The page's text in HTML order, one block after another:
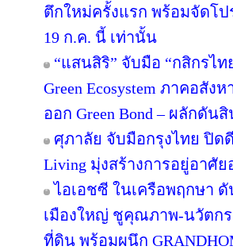
ตึกใหม่ครั้งแรก พร้อมจัดโป
19 ก.ค. นี้ เท่านั้น
“แสนสิริ” จับมือ “กสิกรไ
Green Ecosystem ภาคอสัง
ออก Green Bond – ผลักดัน
ศุภาลัย จับมือกรุงไทย ปิด
Living มุ่งสร้างการอยู่อาศัย
ไอเอชซี ในเครือพฤกษา ดั
เมืองใหญ่ ชูคุณภาพ-นวัตกร
ที่ดิน พร้อมผนึก